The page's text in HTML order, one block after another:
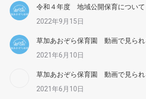
令和４年度 地域公開保育について
2022年9月15日
草加あおぞら保育園 動画で見られ
2021年6月10日
草加あおぞら保育園 動画で見られ
2021年6月10日